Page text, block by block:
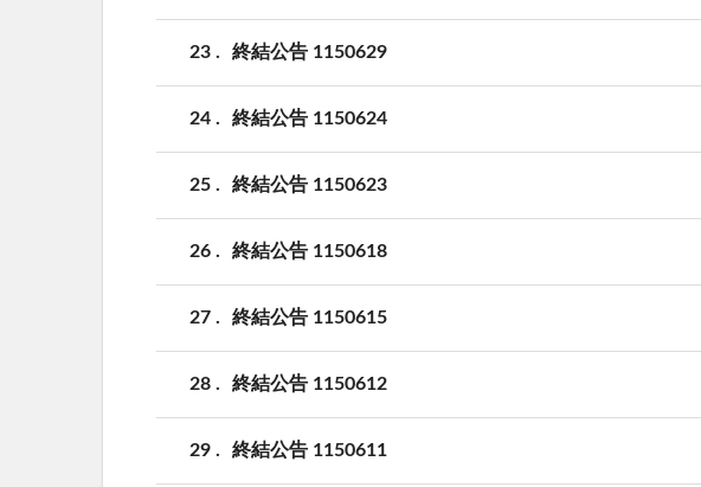
23 終結公告 1150629
24 終結公告 1150624
25 終結公告 1150623
26 終結公告 1150618
27 終結公告 1150615
28 終結公告 1150612
29 終結公告 1150611